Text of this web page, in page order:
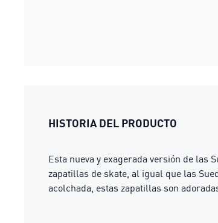
HISTORIA DEL PRODUCTO
Esta nueva y exagerada versión de las
zapatillas de skate, al igual que las
acolchada, estas zapatillas son